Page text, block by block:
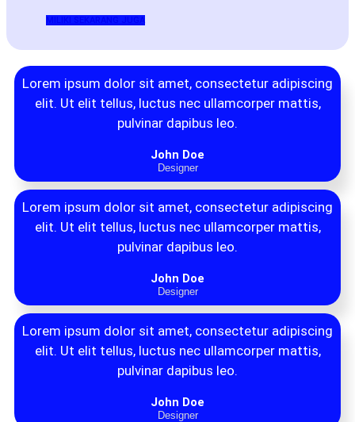
Lorem ipsum dolor sit amet, consectetur adipiscing
elit. Ut elit tellus, luctus nec ullamcorper mattis,
pulvinar dapibus leo.
John Doe
Designer
Lorem ipsum dolor sit amet, consectetur adipiscing
elit. Ut elit tellus, luctus nec ullamcorper mattis,
pulvinar dapibus leo.
John Doe
Designer
Lorem ipsum dolor sit amet, consectetur adipiscing
elit. Ut elit tellus, luctus nec ullamcorper mattis,
pulvinar dapibus leo.
John Doe
Designer